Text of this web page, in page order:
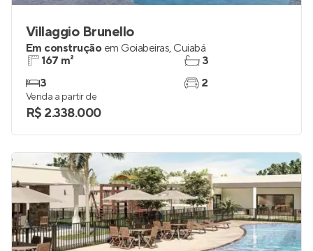
Villaggio Brunello
Em construção em Goiabeiras, Cuiabá
167 m²
3
3
2
Venda a partir de
R$ 2.338.000